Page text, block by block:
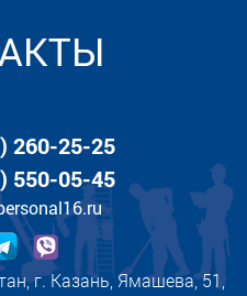
260-25-25
550-05-45
г. Казань, Ямашева, 51,